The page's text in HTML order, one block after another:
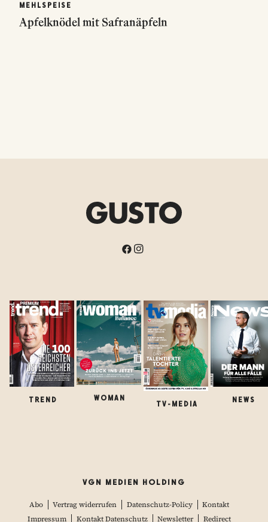
MEHLSPEISE
Apfelknödel mit Safranäpfeln
TREND WOMAN
TV-MEDIA
NEWS
VGN MEDIEN HOLDING
Abo Vertrag widerrufen Datenschutz-Policy
Kontakt
Impressum
Kontakt Datenschutz Newsletter Redirect